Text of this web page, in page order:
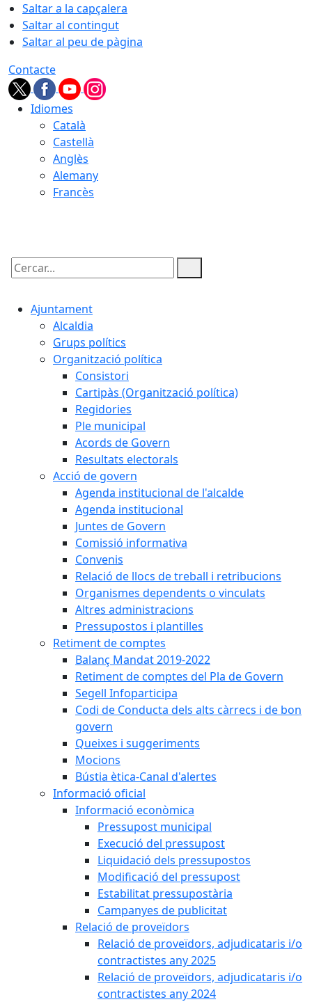
Saltar a la capçalera
Saltar al contingut
Saltar al peu de pàgina
Contacte
Idiomes
Català
Castellà
Anglès
Alemany
Francès
Cercar:
Ajuntament
Alcaldia
Grups polítics
Organització política
Consistori
Cartipàs (Organització política)
Regidories
Ple municipal
Acords de Govern
Resultats electorals
Acció de govern
Agenda institucional de l'alcalde
Agenda institucional
Juntes de Govern
Comissió informativa
Convenis
Relació de llocs de treball i retribucions
Organismes dependents o vinculats
Altres administracions
Pressupostos i plantilles
Retiment de comptes
Balanç Mandat 2019-2022
Retiment de comptes del Pla de Govern
Segell Infoparticipa
Codi de Conducta dels alts càrrecs i de bon
govern
Queixes i suggeriments
Mocions
Bústia ètica-Canal d'alertes
Informació oficial
Informació econòmica
Pressupost municipal
Execució del pressupost
Liquidació dels pressupostos
Modificació del pressupost
Estabilitat pressupostària
Campanyes de publicitat
Relació de proveïdors
Relació de proveïdors, adjudicataris i/o
contractistes any 2025
Relació de proveïdors, adjudicataris i/o
contractistes any 2024